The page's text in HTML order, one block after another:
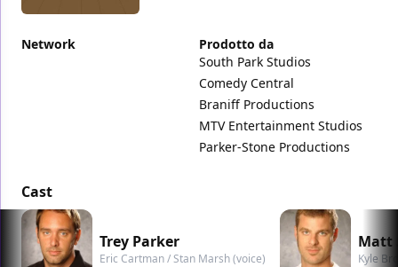
Network
Prodotto da
South Park Studios
Comedy Central
Braniff Productions
MTV Entertainment Studios
Parker-Stone Productions
Cast
Trey Parker
Eric Cartman / Stan Marsh (voice)
Matt
Kyle